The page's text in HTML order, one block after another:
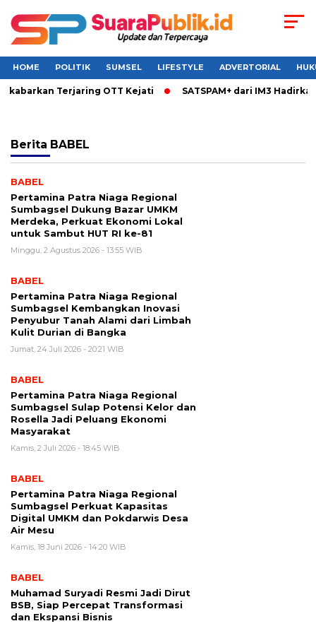
HOME POLITIK SUMSEL LIFESTYLE ADVERTORIAL
Terjaring OTT Kejati SATSPAM+ dari IM3
Berita BABEL
BABEL
Pertamina Patra Niaga Regional
Sumbagsel Dukung Bazar UMKM
Merdeka, Perkuat Ekonomi Lokal
untuk Sambut HUT RI ke-81
Minggu, 2 Agustus 2026 - 13:55 WIB
BABEL
Pertamina Patra Niaga Regional
Sumbagsel Kembangkan Inovasi
Penyubur Tanah Alami dari Limbah
Kulit Durian di Bangka
Jumat, 24 Juli 2026 - 20:21 WIB
BABEL
Pertamina Patra Niaga Regional
Sumbagsel Sulap Potensi Kelor dan
Rosella Jadi Peluang Ekonomi
Masyarakat
Kamis, 2 Juli 2026 - 18:45 WIB
BABEL
Pertamina Patra Niaga Regional
Sumbagsel Perkuat Kapasitas
Digital UMKM dan Pokdarwis Desa
Air Mesu
Kamis, 18 Juni 2026 - 14:20 WIB
BABEL
Muhamad Suryadi Resmi Jadi Dirut
BSB, Siap Percepat Transformasi
dan Ekspansi Bisnis